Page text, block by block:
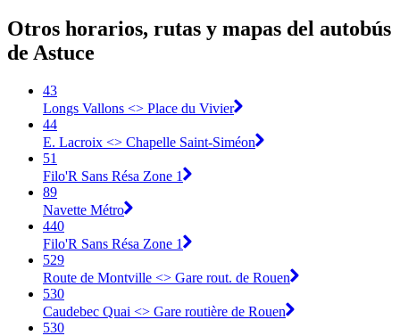
Otros horarios, rutas y mapas del autobús
de Astuce
43
Longs Vallons <> Place du Vivier
44
E. Lacroix <> Chapelle Saint-Siméon
51
Filo'R Sans Résa Zone 1
89
Navette Métro
440
Filo'R Sans Résa Zone 1
529
Route de Montville <> Gare rout. de Rouen
530
Caudebec Quai <> Gare routière de Rouen
530